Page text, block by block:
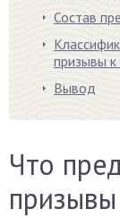
Состав
призывы к
Вывод
Что